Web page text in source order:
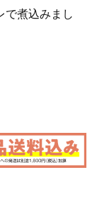
で煮込みまし